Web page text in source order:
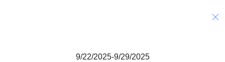
9/22/2025-9/29/2025